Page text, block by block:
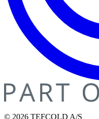
© 2026 TEFCOLD A/S